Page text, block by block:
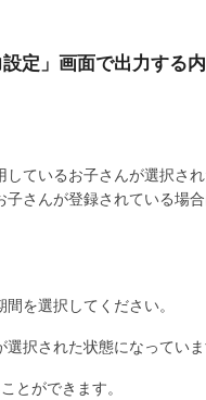
設定」画面で出力する
しているお子さんが選択さ
子さんが登録されている場
を選択してください。
択された状態になっていま
とができます。